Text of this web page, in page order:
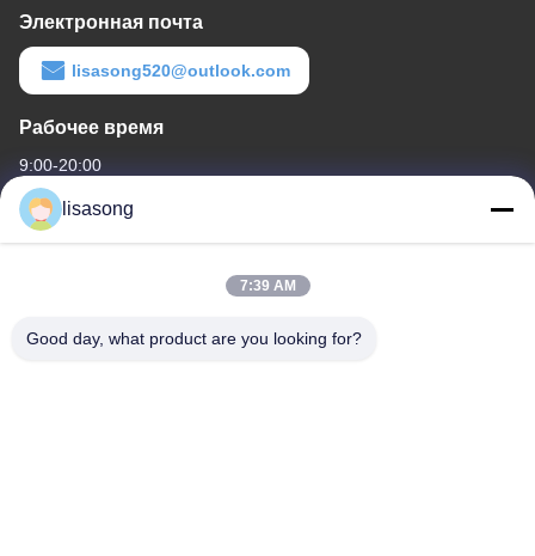
Электронная почта
lisasong520@outlook.com
Рабочее время
9:00-20:00
Наш адрес
Здание 21, дорога Changzhou 600 Tongjiang средняя, Цзянсу,
lisasong
7:39 AM
Good day, what product are you looking for?